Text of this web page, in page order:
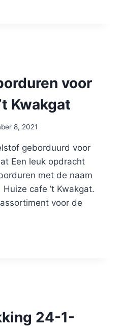
voor
Kwakgat
8, 2021
geborduurd voor
Een leuk opdracht
met de naam
cafe ’t Kwakgat.
voor de
24-1-